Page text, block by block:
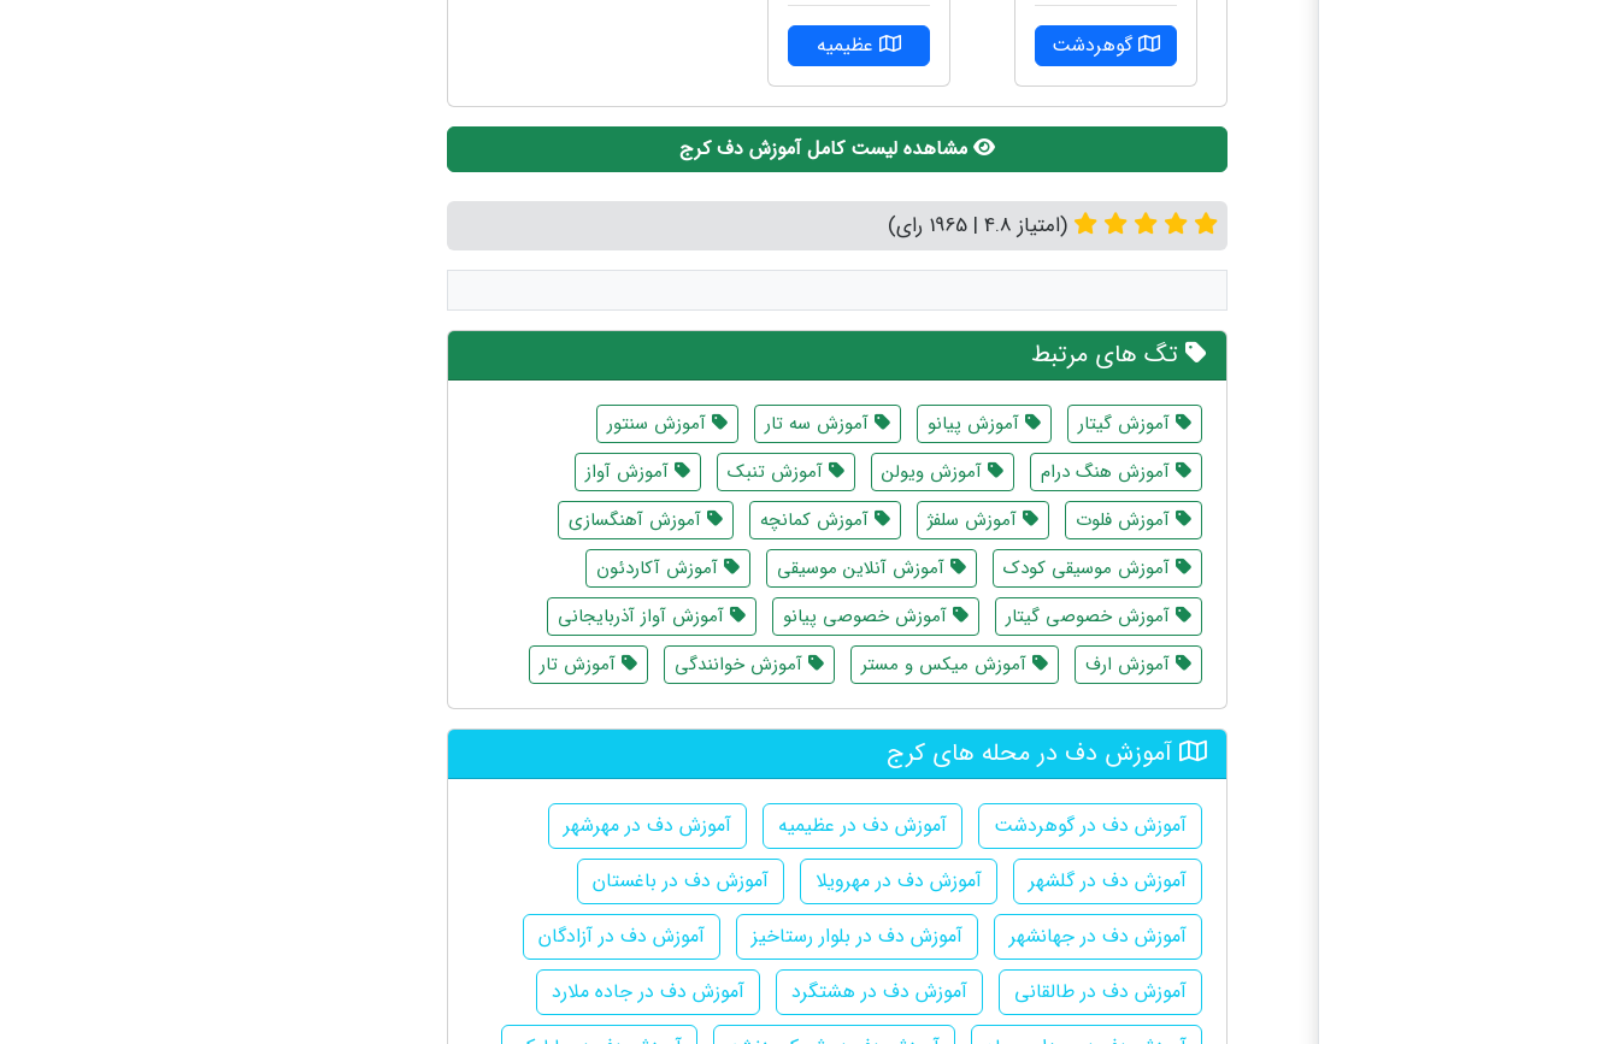
گوهردشت عظیمیه
مشاهده لیست کامل آموزش دف کرج
(امتیاز 4.8 | 1965 رای)
تگ های مرتبط
آموزش گیتار آموزش پیانو آموزش سه تار
آموزش سنتور
آموزش هنگ درام
آموزش ویولن آموزش تنبک
آموزش آواز
آموزش فلوت
آموزش سلفژ آموزش کمانچه
آموزش آهنگسازی
آموزش موسیقی کودک
آموزش آنلاین موسیقی
آموزش آکاردئون
آموزش خصوصی گیتار
آموزش خصوصی پیانو
آموزش آواز آذربایجانی
آموزش ارف
آموزش میکس و مستر آموزش خوانندگی آموزش تار
آموزش دف در محله های کرج
آموزش دف در گوهردشت آموزش دف در عظیمیه
آموزش دف در مهرشهر
آموزش دف در گلشهر
آموزش دف در مهرویلا
آموزش دف در باغستان
آموزش دف در جهانشهر
آموزش دف در بلوار رستاخیز
آموزش دف در آزادگان
آموزش دف در طالقانی
آموزش دف در هشتگرد
آموزش دف در جاده ملارد